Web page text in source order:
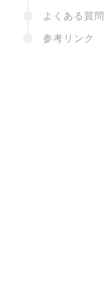
よくある質問
参考リンク